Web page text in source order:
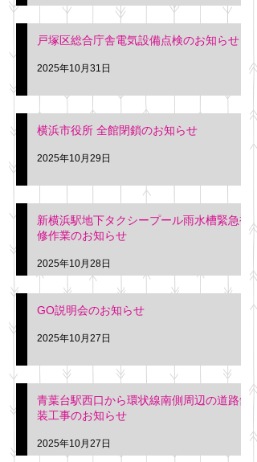
戸塚区総合庁舎電気設備点検のお知らせ
2025年10月31日
横浜市役所 全館閉鎖のお知らせ
2025年10月29日
新横浜駅地下タクシープール雨水槽緊急補
修作業のお知らせ
2025年10月28日
GO説明会のお知らせ
2025年10月27日
青葉台駅西口から環状線南側周辺の道路舗
装工事のお知らせ
2025年10月27日